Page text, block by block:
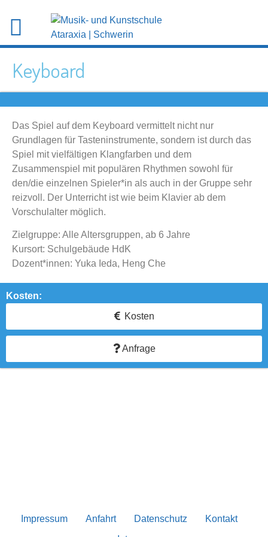
Keyboard
Das Spiel auf dem Keyboard vermittelt nicht nur
Grundlagen für Tasteninstrumente, sondern ist durch das
Spiel mit vielfältigen Klangfarben und dem
Zusammenspiel mit populären Rhythmen sowohl für
den/die einzelnen Spieler*in als auch in der Gruppe sehr
reizvoll. Der Unterricht ist wie beim Klavier ab dem
Vorschulalter möglich.
Zielgruppe: Alle Altersgruppen, ab 6 Jahre
Kursort: Schulgebäude HdK
Dozent*innen: Yuka Ieda, Heng Che
Kosten:
Kosten
Anfrage
Impressum Anfahrt Datenschutz
Kontakt